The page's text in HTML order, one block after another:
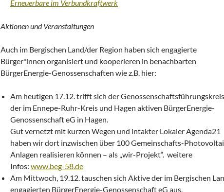
Erneuerbare im Verbundkraftwerk
Aktionen und Veranstaltungen
Auch im Bergischen Land/der Region haben sich engagierte
Bürger*innen organisiert und kooperieren in benachbarten
BürgerEnergie-Genossenschaften wie z.B. hier:
Am heutigen 17.12. trifft sich der Genossenschaftsführungskreis
der im Ennepe-Ruhr-Kreis und Hagen aktiven BürgerEnergie-
Genossenschaft eG in Hagen.
Gut vernetzt mit kurzen Wegen und intakter Lokaler Agenda21
haben wir dort inzwischen über 100 Gemeinschafts-
Anlagen realisieren können – als „wir-Projekt“. weitere
Infos: www.beg-58.de
Am Mittwoch, 19.12. tauschen sich Aktive der im Bergischen
engagierten BürgerEnergie-Genossenschaft eG aus.